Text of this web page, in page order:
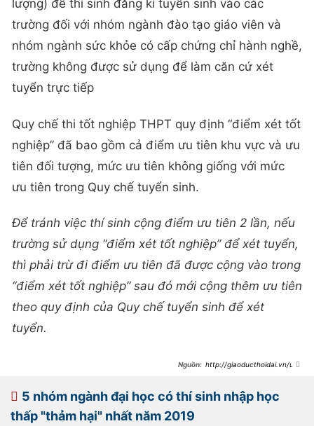
lượng) để thí sinh đăng kí tuyển sinh vào các
trường đối với nhóm ngành đào tạo giáo viên và
nhóm ngành sức khỏe có cấp chứng chỉ hành nghề,
trường không được sử dụng để làm căn cứ xét
tuyển trực tiếp
Quy chế thi tốt nghiệp THPT quy định “điểm xét tốt
nghiệp” đã bao gồm cả điểm ưu tiên khu vực và ưu
tiên đối tượng, mức ưu tiên không giống với mức
ưu tiên trong Quy chế tuyển sinh.
Để tránh việc thí sinh cộng điểm ưu tiên 2 lần, nếu
trường sử dụng “điểm xét tốt nghiệp” để xét tuyển,
thì phải trừ đi điểm ưu tiên đã được cộng vào trong
“điểm xét tốt nghiệp” sau đó mới cộng thêm ưu tiên
theo quy định của Quy chế tuyển sinh để xét
tuyển.
http://giaoducthoidai.vn/uu-
20200530075737268.html
5 nhóm ngành đại học có thí sinh nhập học
thấp "thảm hại" nhất năm 2019